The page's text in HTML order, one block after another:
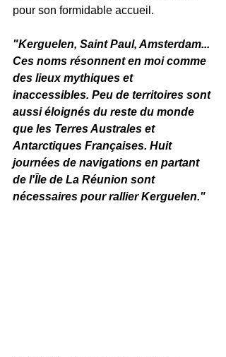
pour son formidable accueil.
"Kerguelen, Saint Paul, Amsterdam...
Ces noms résonnent en moi comme
des lieux mythiques et
inaccessibles. Peu de territoires sont
aussi éloignés du reste du monde
que les Terres Australes et
Antarctiques Françaises. Huit
journées de navigations en partant
de l'Île de La Réunion sont
nécessaires pour rallier Kerguelen."